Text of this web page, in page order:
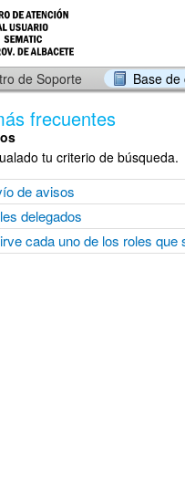
de Soporte Base
frecuentes
tu criterio de búsqueda.
de avisos
delegados
cada uno de los roles